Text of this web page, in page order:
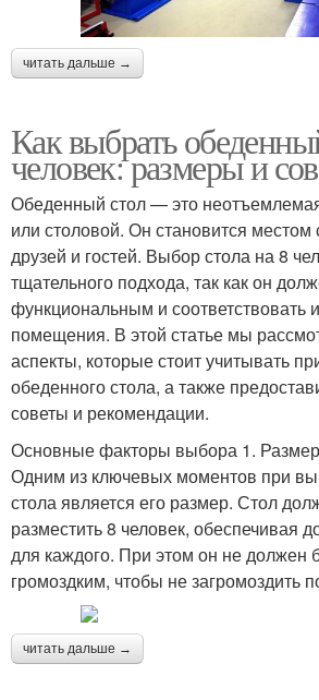
читать дальше →
Как выбрать
человек: размеры и
Обеденный стол — это
или столовой. Он становится местом
друзей и гостей. Выбор стола на 8
тщательного подхода, так как он
функциональным и соответствовать
помещения. В этой статье мы
аспекты, которые стоит учитывать
обеденного стола, а также
советы и рекомендации.
Основные факторы выбора 1.
Одним из ключевых моментов при
стола является его размер. Стол
разместить 8 человек, обеспечивая
для каждого. При этом он не должен
громоздким, чтобы не загромоздить
читать дальше →